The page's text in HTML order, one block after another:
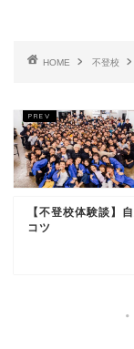
HOME 不登校
【不登校体験談】
コツ